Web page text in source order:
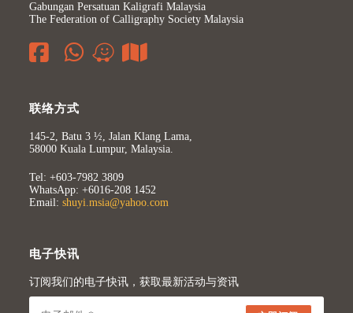
Gabungan Persatuan Kaligrafi Malaysia
The Federation of Calligraphy Society Malaysia
联络方式
145-2, Batu 3 ½, Jalan Klang Lama,
58000 Kuala Lumpur, Malaysia.
Tel: +603-7982 3809
WhatsApp: +6016-208 1452
Email:shuyi.msia@yahoo.com
电子快讯
订阅我们的电子快讯，获取最新活动与资讯